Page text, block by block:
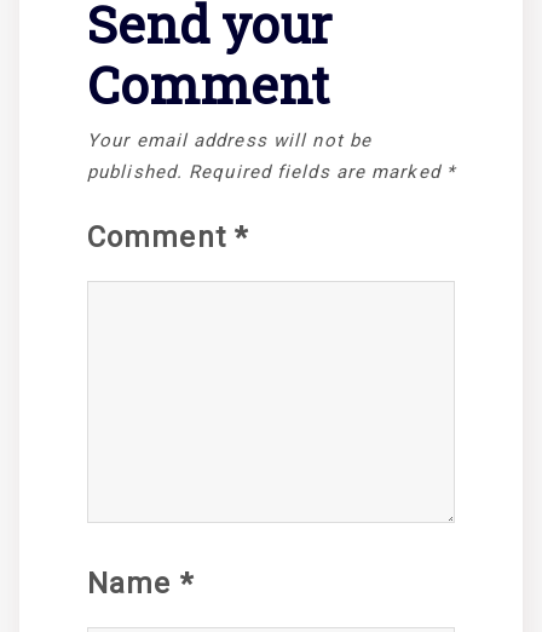
Send your
Comment
Your email address will not be
published. Required fields are marked *
Comment *
Name *